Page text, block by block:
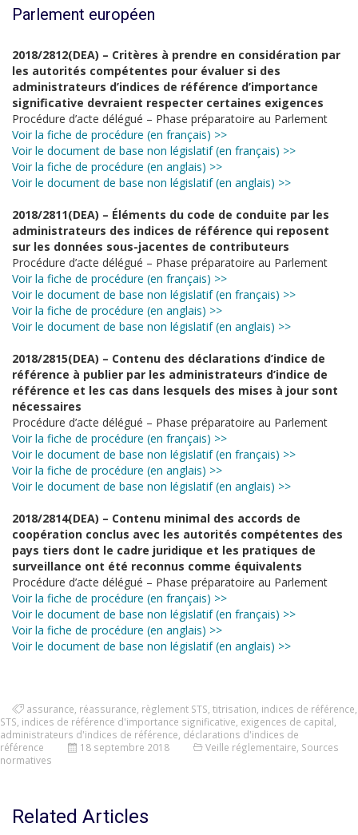
Parlement européen
2018/2812(DEA) – Critères à prendre en considération par
les autorités compétentes pour évaluer si des
administrateurs d’indices de référence d’importance
significative devraient respecter certaines exigences
Procédure d’acte délégué – Phase préparatoire au Parlement
Voir la fiche de procédure (en français) >>
Voir le document de base non législatif (en français) >>
Voir la fiche de procédure (en anglais) >>
Voir le document de base non législatif (en anglais) >>
2018/2811(DEA) – Éléments du code de conduite par les
administrateurs des indices de référence qui reposent
sur les données sous-jacentes de contributeurs
Procédure d’acte délégué – Phase préparatoire au Parlement
Voir la fiche de procédure (en français) >>
Voir le document de base non législatif (en français) >>
Voir la fiche de procédure (en anglais) >>
Voir le document de base non législatif (en anglais) >>
2018/2815(DEA) – Contenu des déclarations d’indice de
référence à publier par les administrateurs d’indice de
référence et les cas dans lesquels des mises à jour sont
nécessaires
Procédure d’acte délégué – Phase préparatoire au Parlement
Voir la fiche de procédure (en français) >>
Voir le document de base non législatif (en français) >>
Voir la fiche de procédure (en anglais) >>
Voir le document de base non législatif (en anglais) >>
2018/2814(DEA) – Contenu minimal des accords de
coopération conclus avec les autorités compétentes des
pays tiers dont le cadre juridique et les pratiques de
surveillance ont été reconnus comme équivalents
Procédure d’acte délégué – Phase préparatoire au Parlement
Voir la fiche de procédure (en français) >>
Voir le document de base non législatif (en français) >>
Voir la fiche de procédure (en anglais) >>
Voir le document de base non législatif (en anglais) >>
assurance réassurance règlement STS titrisation indices de référence
STS indices de référence d'importance significative exigences de capital
administrateurs d'indices de référence déclarations d'indices de
référence
18 septembre 2018 Veille réglementaire Sources
normatives
Related Articles